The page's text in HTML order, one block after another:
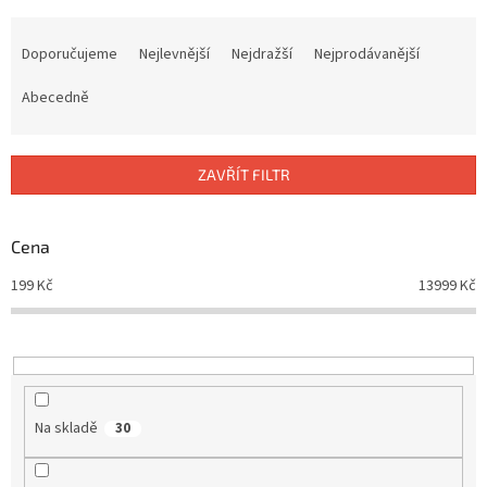
r
d
k
t
Doporučujeme Nejlevnější Nejdražší
Nejprodávanější
Abecedně
ZAVŘÍT FILTR
Cena
199Kč 13999Kč
Na skladě 30